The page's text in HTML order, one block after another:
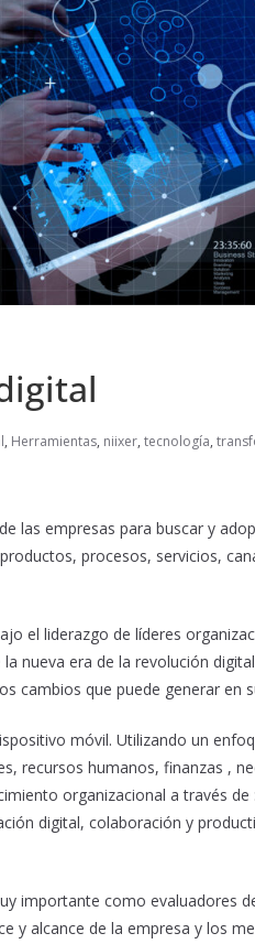
, Herramientas, niixer, tecnología,
las empresas para buscar y
procesos, servicios,
el liderazgo de líderes
nueva era de la revolución
cambios que puede generar en
móvil. Utilizando un
recursos humanos, finanzas ,
organizacional a través
digital, colaboración y
importante como evaluadores
y alcance de la empresa y los